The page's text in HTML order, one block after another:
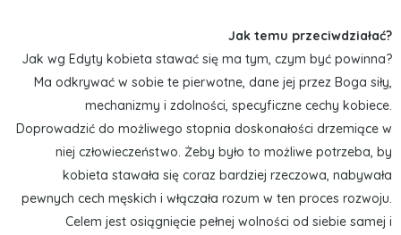
Jak temu przeciwdziałać?
Jak wg Edyty kobieta stawać się ma tym, czym być powinna?
Ma odkrywać w sobie te pierwotne, dane jej przez Boga siły,
mechanizmy i zdolności, specyficzne cechy kobiece.
Doprowadzić do możliwego stopnia doskonałości drzemiące w
niej człowieczeństwo. Żeby było to możliwe potrzeba, by
kobieta stawała się coraz bardziej rzeczowa, nabywała
pewnych cech męskich i włączała rozum w ten proces rozwoju.
Celem jest osiągnięcie pełnej wolności od siebie samej i